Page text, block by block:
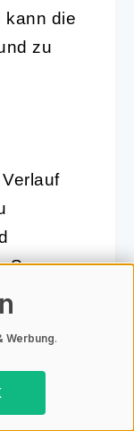
kann die
zu
Sorgen
weit
kann
Werbung.